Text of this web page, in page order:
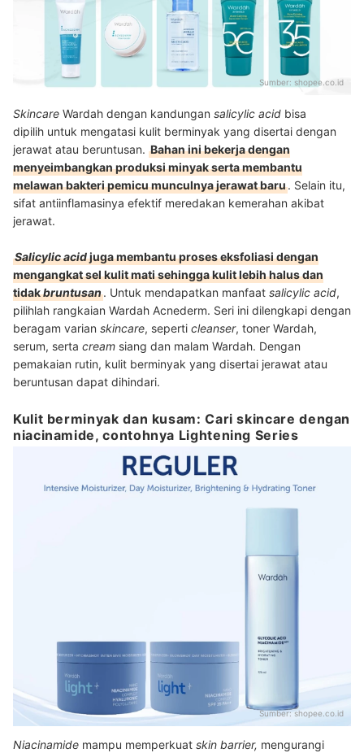
Sumber: shopee.co.id
Skincare Wardah dengan kandungan salicylic acid bisa
dipilih untuk mengatasi kulit berminyak yang disertai dengan
jerawat atau beruntusan. Bahan ini bekerja dengan
menyeimbangkan produksi minyak serta membantu
melawan bakteri pemicu munculnya jerawat baru. Selain itu,
sifat antiinflamasinya efektif meredakan kemerahan akibat
jerawat.
Salicylic acidjuga membantu proses eksfoliasi dengan
mengangkat sel kulit mati sehingga kulit lebih halus dan
tidakbruntusan. Untuk mendapatkan manfaat salicylic acid,
pilihlah rangkaian Wardah Acnederm. Seri ini dilengkapi dengan
beragam varian skincare, seperti cleanser, toner Wardah,
serum, serta cream siang dan malam Wardah. Dengan
pemakaian rutin, kulit berminyak yang disertai jerawat atau
beruntusan dapat dihindari.
Kulit berminyak dan kusam: Cari skincare dengan
niacinamide, contohnya Lightening Series
Sumber:shopee.co.id
Niacinamide mampu memperkuat skin barrier, mengurangi